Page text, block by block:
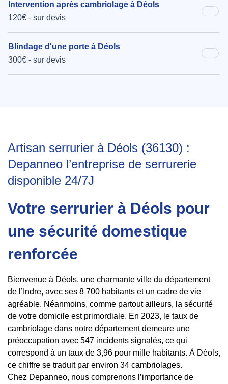
Intervention après cambriolage à Déols
120€ - sur devis
Blindage d'une porte à Déols
300€ - sur devis
Artisan serrurier à Déols (36130) :
Depanneo l’entreprise de serrurerie
disponible 24/7J
Votre serrurier à Déols pour
une sécurité domestique
renforcée
Bienvenue à Déols, une charmante ville du département
de l’Indre, avec ses 8 700 habitants et un cadre de vie
agréable. Néanmoins, comme partout ailleurs, la sécurité
de votre domicile est primordiale. En 2023, le taux de
cambriolage dans notre département demeure une
préoccupation avec 547 incidents signalés, ce qui
correspond à un taux de 3,96 pour mille habitants. À Déols,
ce chiffre se traduit par environ 34 cambriolages.
Chez Depanneo, nous comprenons l’importance de